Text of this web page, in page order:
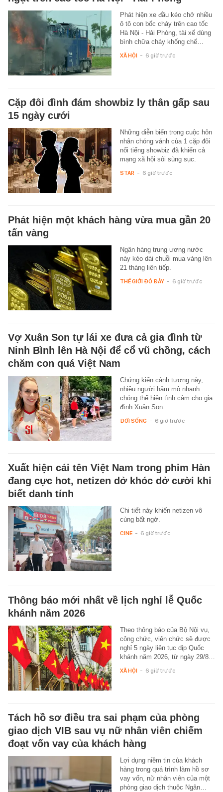
Phát hiện xe đầu kéo chở nhiều
ô tô con bốc cháy trên cao tốc
Hà Nội - Hải Phòng, tài xế dùng
bình chữa cháy khống chế…
XÃ HỘI - 6 giờ trước
Cặp đôi đình đám showbiz ly thân gấp sau
15 ngày cưới
Những diễn biến trong cuộc hôn
nhân chóng vánh của 1 cặp đôi
nổi tiếng showbiz đã khiến cả
mạng xã hội sôi sùng sục.
STAR - 6 giờ trước
Phát hiện một khách hàng vừa mua gần 20
tấn vàng
Ngân hàng trung ương nước
này kéo dài chuỗi mua vàng lên
21 tháng liên tiếp.
THẾ GIỚI ĐÓ ĐÂY - 6 giờ trước
Vợ Xuân Son tự lái xe đưa cả gia đình từ
Ninh Bình lên Hà Nội để cổ vũ chồng, cách
chăm con quá Việt Nam
Chứng kiến cảnh tượng này,
nhiều người hâm mộ nhanh
chóng thể hiện tình cảm cho gia
đình Xuân Son.
ĐỜI SỐNG - 6 giờ trước
Xuất hiện cái tên Việt Nam trong phim Hàn
đang cực hot, netizen dở khóc dở cười khi
biết danh tính
Chi tiết này khiến netizen vô
cùng bất ngờ.
CINE - 6 giờ trước
Thông báo mới nhất về lịch nghỉ lễ Quốc
khánh năm 2026
Theo thông báo của Bộ Nội vụ,
công chức, viên chức sẽ được
nghỉ 5 ngày liên tục dịp Quốc
khánh năm 2026, từ ngày 29/8…
XÃ HỘI - 6 giờ trước
Tách hồ sơ điều tra sai phạm của phòng
giao dịch VIB sau vụ nữ nhân viên chiếm
đoạt vốn vay của khách hàng
Lợi dụng niềm tin của khách
hàng trong quá trình làm hồ sơ
vay vốn, nữ nhân viên của một
phòng giao dịch thuộc Ngân…